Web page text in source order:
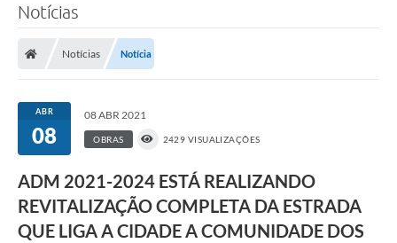
Notícias
Notícias Notícia
ABR
08
08 ABR 2021
OBRAS 2429 VISUALIZAÇÕES
ADM 2021-2024 ESTÁ REALIZANDO
REVITALIZAÇÃO COMPLETA DA ESTRADA
QUE LIGA A CIDADE A COMUNIDADE DOS